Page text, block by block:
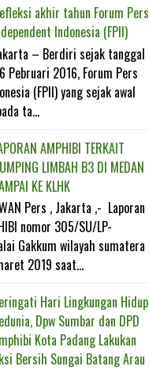
akhir tahun Forum Pers
Indonesia (FPII)
– Berdiri sejak tanggal
Pebruari 2016, Forum Pers
(FPII) yang sejak awal
ta...
AMPHIBI TERKAIT
LIMBAH B3 DI MEDAN
KE KLHK
Pers , Jakarta ,- Laporan
nomor 305/SU/LP-
Gakkum wilayah sumatera
2019 saat...
Hari Lingkungan Hidup
Dpw Sumbar dan DPD
Kota Padang Lakukan
Bersih Sungai Batang Arau